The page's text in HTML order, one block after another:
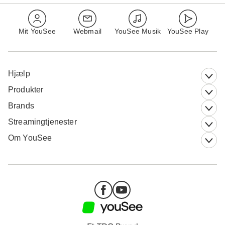
Mit YouSee Webmail YouSee Musik YouSee Play
Hjælp
Produkter
Brands
Streamingtjenester
Om YouSee